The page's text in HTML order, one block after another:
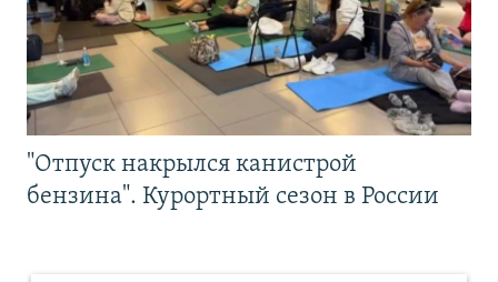
"Отпуск накрылся канистрой
бензина". Курортный сезон в России